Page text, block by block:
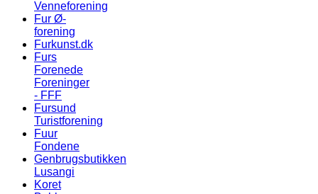
Venneforening
Fur Ø-
forening
Furkunst.dk
Furs
Forenede
Foreninger
- FFF
Fursund
Turistforening
Fuur
Fondene
Genbrugsbutikken
Lusangi
Koret